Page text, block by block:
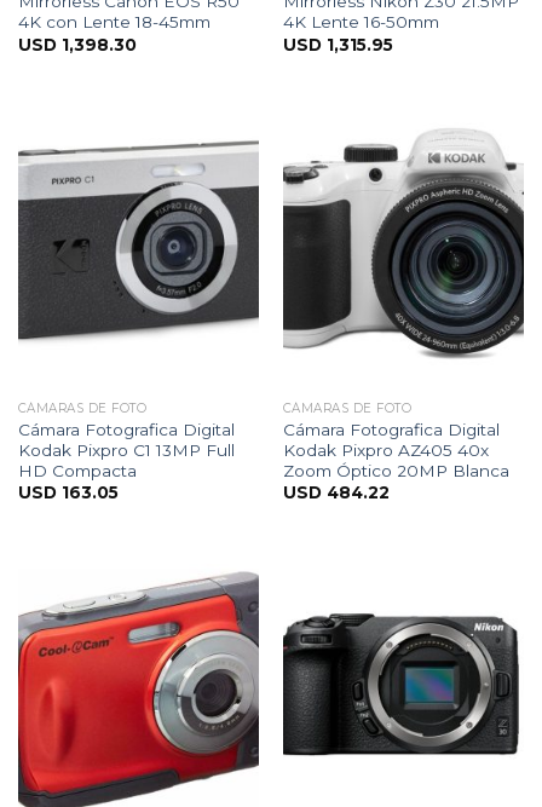
4K con Lente 18-45mm
USD 1,398.30
4K Lente 16-50mm
USD 1,315.95
CÁMARAS DE FOTO
Cámara Fotografica Digital
Kodak Pixpro C1 13MP Full
HD Compacta
USD 163.05
CÁMARAS DE FOTO
Cámara Fotografica Digital
Kodak Pixpro AZ405 40x
Zoom Óptico 20MP Blanca
USD 484.22